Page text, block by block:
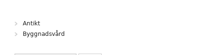
Antikt
Byggnadsvård